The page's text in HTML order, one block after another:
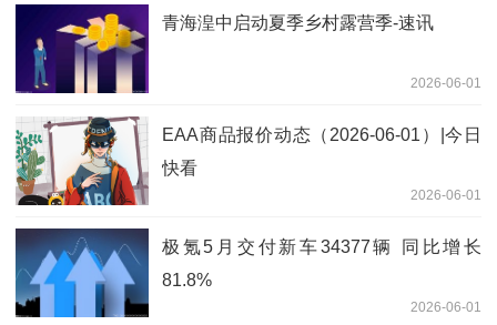
青海湟中启动夏季乡村露营季-速讯
2026-06-01
EAA商品报价动态（2026-06-01）|今日
快看
2026-06-01
极氪5月交付新车34377辆 同比增长
81.8%
2026-06-01